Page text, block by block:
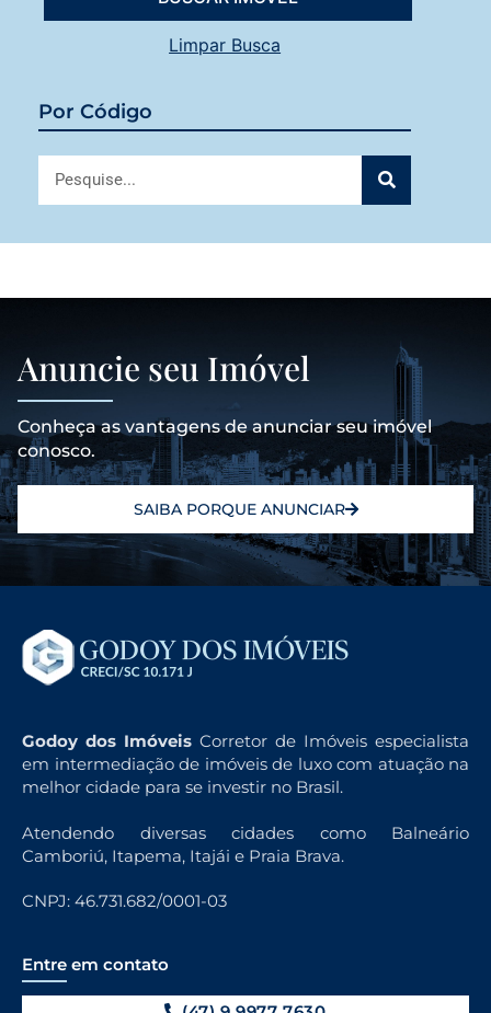
Limpar Busca
Por Código
Anuncie seu Imóvel
Conheça as vantagens de anunciar seu imóvel
conosco.
SAIBA PORQUE ANUNCIAR
Godoy dos Imóveis Corretor de Imóveis especialista
em intermediação de imóveis de luxo com atuação na
melhor cidade para se investir no Brasil.
Atendendo diversas cidades como Balneário
Camboriú, Itapema, Itajái e Praia Brava.
CNPJ: 46.731.682/0001-03
Entre em contato